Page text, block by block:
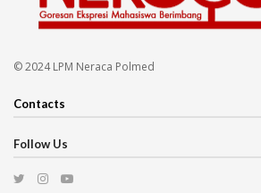
© 2024 LPM Neraca Polmed
Contacts
Follow Us